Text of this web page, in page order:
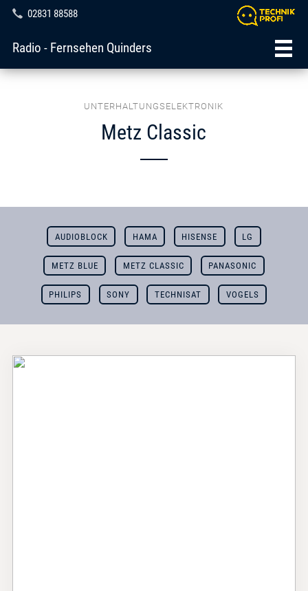
02831 88588
Radio - Fernsehen Quinders
UNTERHALTUNGSELEKTRONIK
Metz Classic
AUDIOBLOCK HAMA HISENSE LG
METZ BLUE METZ CLASSIC PANASONIC
PHILIPS SONY TECHNISAT VOGELS